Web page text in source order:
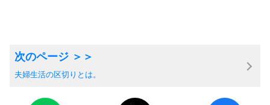
夫婦生活の区切りとは。